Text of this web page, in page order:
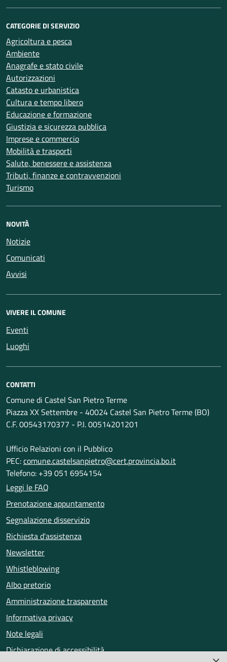
CATEGORIE DI SERVIZIO
Agricoltura e pesca
Ambiente
Anagrafe e stato civile
Autorizzazioni
Catasto e urbanistica
Cultura e tempo libero
Educazione e formazione
Giustizia e sicurezza pubblica
Imprese e commercio
Mobilità e trasporti
Salute, benessere e assistenza
Tributi, finanze e contravvenzioni
Turismo
NOVITÀ
Notizie
Comunicati
Avvisi
VIVERE IL COMUNE
Eventi
Luoghi
CONTATTI
Comune di Castel San Pietro Terme
Piazza XX Settembre - 40024 Castel San Pietro Terme (BO)
C.F. 00543170377 - P.I. 00514201201
Ufficio Relazioni con il Pubblico
PEC:comune.castelsanpietro@cert.provincia.bo.it
Telefono: +39 051 6954154
Leggi le FAQ
Prenotazione appuntamento
Segnalazione disservizio
Richiesta d'assistenza
Newsletter
Whistleblowing
Albo pretorio
Amministrazione trasparente
Informativa privacy
Note legali
Dichiarazione di accessibilità